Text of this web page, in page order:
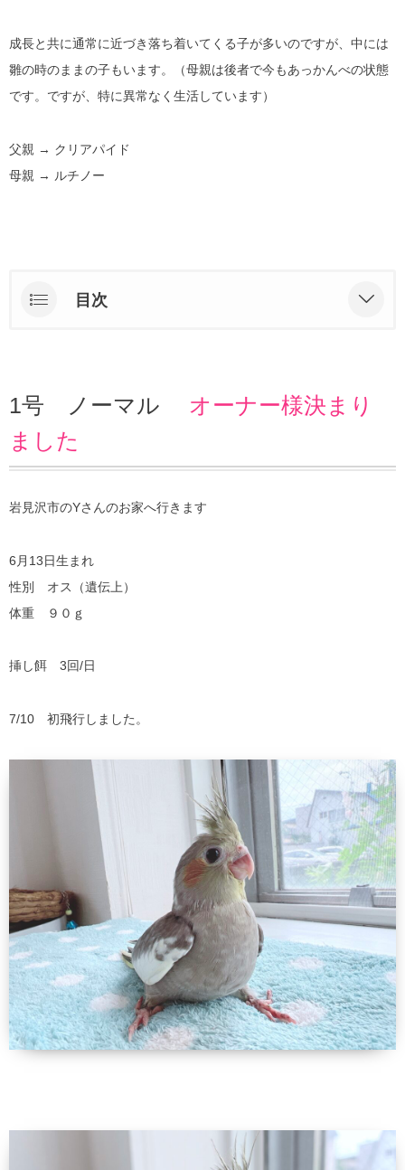
成長と共に通常に近づき落ち着いてくる子が多いのですが、中には
雛の時のままの子もいます。（母親は後者で今もあっかんべの状態
です。ですが、特に異常なく生活しています）
父親 → クリアパイド
母親 → ルチノー
目次
3号 WFパール オーナー様決まりました
1号 ノーマル オーナー様決まり
ました
岩見沢市のYさんのお家へ行きます
6月13日生まれ
性別 オス（遺伝上）
体重 ９０ｇ
挿し餌 3回/日
7/10 初飛行しました。